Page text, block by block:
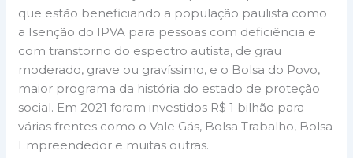
que estão beneficiando a população paulista como
a Isenção do IPVA para pessoas com deficiência e
com transtorno do espectro autista, de grau
moderado, grave ou gravíssimo, e o Bolsa do Povo,
maior programa da história do estado de proteção
social. Em 2021 foram investidos R$ 1 bilhão para
várias frentes como o Vale Gás, Bolsa Trabalho, Bolsa
Empreendedor e muitas outras.